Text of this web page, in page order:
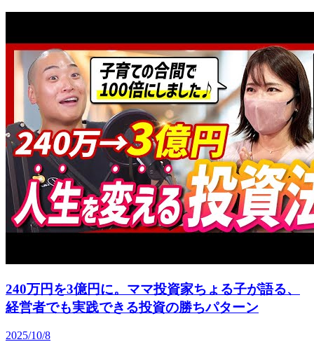
240万円を3億円に。ママ投資家ちょる子が語る、
経営者でも実践できる投資の勝ちパターン
2025/10/8